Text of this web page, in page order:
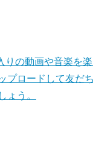
りの動画や音楽を
プロードして友だ
ょう。